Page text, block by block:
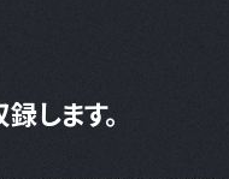
します。